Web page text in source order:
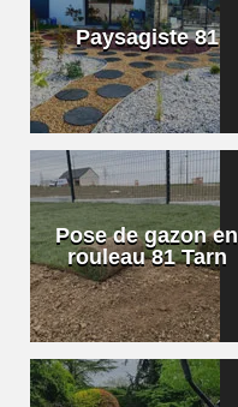
Paysagiste 81
Pose de gazon en
rouleau 81 Tarn